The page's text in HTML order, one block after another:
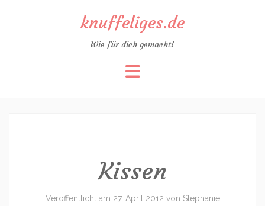
knuffeliges.de
Wie für dich gemacht!
Kissen
Veröffentlicht am 27. April 2012 von Stephanie